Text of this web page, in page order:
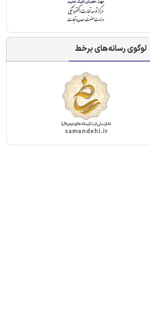
لوگوی رسانه‌های برخط